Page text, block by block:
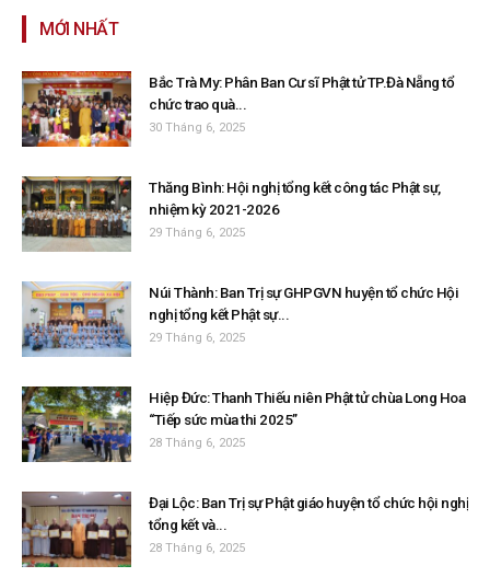
MỚI NHẤT
Bắc Trà My: Phân Ban Cư sĩ Phật tử TP.Đà Nẵng tổ
chức trao quà...
30 Tháng 6, 2025
Thăng Bình: Hội nghị tổng kết công tác Phật sự,
nhiệm kỳ 2021-2026
29 Tháng 6, 2025
Núi Thành: Ban Trị sự GHPGVN huyện tổ chức Hội
nghị tổng kết Phật sự...
29 Tháng 6, 2025
Hiệp Đức: Thanh Thiếu niên Phật tử chùa Long Hoa
“Tiếp sức mùa thi 2025”
28 Tháng 6, 2025
Đại Lộc: Ban Trị sự Phật giáo huyện tổ chức hội nghị
tổng kết và...
28 Tháng 6, 2025